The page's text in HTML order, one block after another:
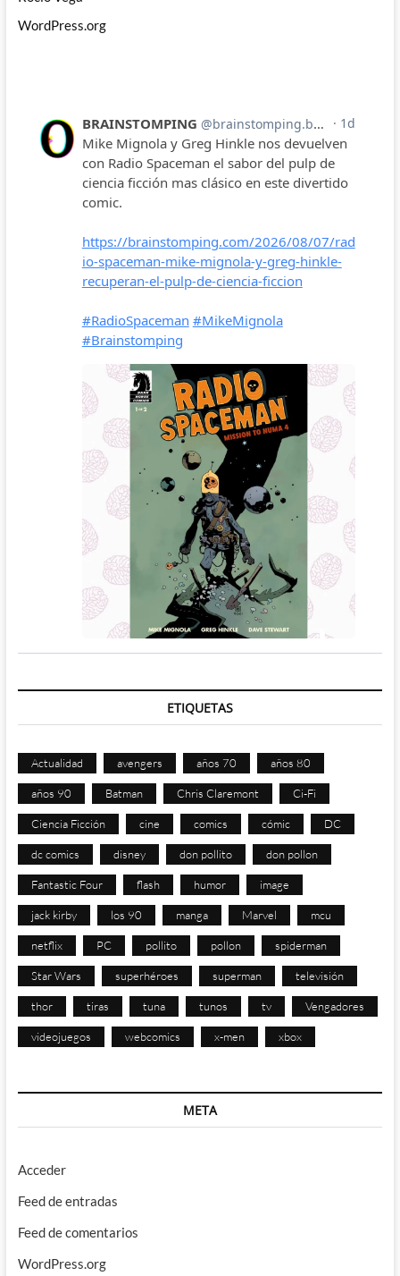
WordPress.org
ETIQUETAS
Actualidad avengers años 70 años 80
años 90 Batman Chris Claremont Ci-Fi
Ciencia Ficción cine comics cómic DC
dc comics disney don pollito don pollon
Fantastic Four flash humor image
jack kirby los 90 manga Marvel mcu
netflix PC pollito pollon spiderman
Star Wars superhéroes superman televisión
thor tiras tuna tunos tv Vengadores
videojuegos webcomics x-men xbox
META
Acceder
Feed de entradas
Feed de comentarios
WordPress.org